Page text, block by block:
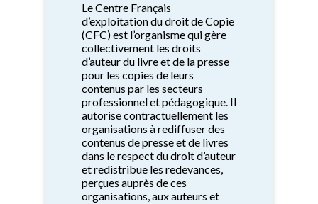
Le Centre Français
d’exploitation du droit de Copie
(CFC) est l’organisme qui gère
collectivement les droits
d’auteur du livre et de la presse
pour les copies de leurs
contenus par les secteurs
professionnel et pédagogique. Il
autorise contractuellement les
organisations à rediffuser des
contenus de presse et de livres
dans le respect du droit d’auteur
et redistribue les redevances,
perçues auprès de ces
organisations, aux auteurs et